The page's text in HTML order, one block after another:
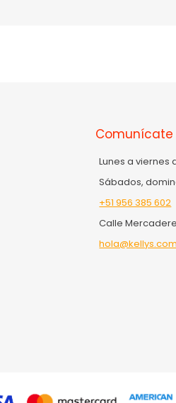
Comunícate
Lunes a viernes
Sábados,
+51 956 385 602
Calle